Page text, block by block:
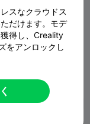
スなクラウドス
だけます。モデ
得し、Creality
をアンロックし